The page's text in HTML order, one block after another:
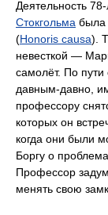
Деятельность
Стокгольма была
(Honoris causa).
невесткой —
самолёт. По
давным-давно,
профессору
которых он
когда они были
Боргу о
Профессор
менять свою